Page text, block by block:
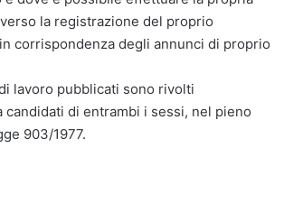
la registrazione del proprio
corrispondenza degli annunci di proprio
lavoro pubblicati sono rivolti
candidati di entrambi i sessi, nel pieno
903/1977.